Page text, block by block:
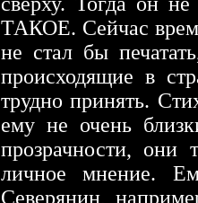
ТАКОЕ. Сейчас
не стал бы
происходящие в
трудно принять.
ему не очень
прозрачности, они
личное мнение.
Северянин,